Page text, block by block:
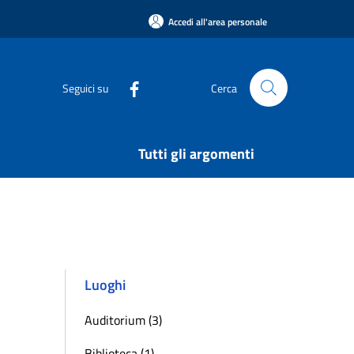
Accedi all'area personale
Seguici su Cerca
Tutti gli argomenti
Luoghi
Auditorium (3)